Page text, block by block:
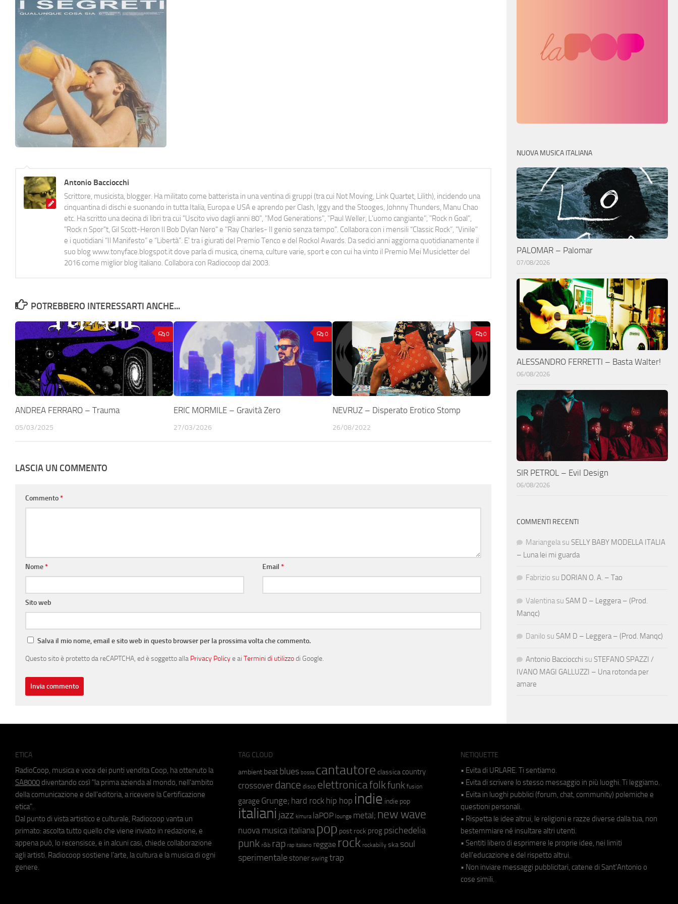
Antonio Bacciocchi
Scrittore, musicista, blogger. Ha militato come batterista in una ventina di gruppi (tra cui Not Moving, Link Quartet, Lilith), incidendo una
cinquantina di dischi e suonando in tutta Italia, Europa e USA e aprendo per Clash, Iggy and the Stooges, Johnny Thunders, Manu Chao
etc. Ha scritto una decina di libri tra cui "Uscito vivo dagli anni 80", "Mod Generations", "Paul Weller, L’uomo cangiante", "Rock n Goal",
"Rock n Spor"t, Gil Scott-Heron Il Bob Dylan Nero" e "Ray Charles- Il genio senza tempo". Collabora con i mensili “Classic Rock”, "Vinile"
e i quotidiani “Il Manifesto” e “Libertà”. E' tra i giurati del Premio Tenco e del Rockol Awards. Da sedici anni aggiorna quotidianamente il
suo blog www.tonyface.blogspot.it dove parla di musica, cinema, culture varie, sport e con cui ha vinto il Premio Mei Musicletter del
2016 come miglior blog italiano. Collabora con Radiocoop dal 2003.
POTREBBERO INTERESSARTI ANCHE...
0
ANDREA FERRARO – Trauma
05/03/2025
0
ERIC MORMILE – Gravità Zero
27/03/2026
0
NEVRUZ – Disperato Erotico Stomp
26/08/2022
LASCIA UN COMMENTO
Commento*
Nome* Email*
Sito web
Salva il mio nome, email e sito web in questo browser per la prossima volta che commento.
Questo sito è protetto da reCAPTCHA, ed è soggetto alla Privacy Policye ai Termini di utilizzodi Google.
NUOVA MUSICA ITALIANA
PALOMAR – Palomar
07/08/2026
ALESSANDRO FERRETTI – Basta Walter!
06/08/2026
SIR PETROL – Evil Design
06/08/2026
COMMENTI RECENTI
Mariangela su SELLY BABY MODELLA ITALIA
– Luna lei mi guarda
Fabrizio su DORIAN O. A. – Tao
Valentina su SAM D – Leggera – (Prod.
Manqc)
Danilo su SAM D – Leggera – (Prod. Manqc)
Antonio Bacciocchi su STEFANO SPAZZI /
IVANO MAGI GALLUZZI – Una rotonda per
amare
ETICA
RadioCoop, musica e voce dei punti vendita Coop, ha ottenuto la
SA8000 diventando così "la prima azienda al mondo, nell'ambito
della comunicazione e dell'editoria, a ricevere la Certificazione
etica".
Dal punto di vista artistico e culturale, Radiocoop vanta un
primato: ascolta tutto quello che viene inviato in redazione, e
appena può, lo recensisce, e in alcuni casi, chiede collaborazione
agli artisti. Radiocoop sostiene l'arte, la cultura e la musica di ogni
genere.
TAG CLOUD
ambient beat blues bossa cantautore classica country
crossover dance disco elettronicafolkfunk fusion
garage Grunge; hard rock hip hop indie indie pop
italiani jazz kimura laPOP lounge metal; new wave
nuova musica italiana pop post rock prog psichedelia
punk r&b rap rap italiano reggae rock rockabilly ska soul
sperimentale stoner swing trap
NETIQUETTE
• Evita di URLARE. Ti sentiamo.
• Evita di scrivere lo stesso messaggio in più luoghi. Ti leggiamo.
• Evita in luoghi pubblici (forum, chat, community) polemiche e
questioni personali.
• Rispetta le idee altrui, le religioni e razze diverse dalla tua, non
bestemmiare né insultare altri utenti.
• Sentiti libero di esprimere le proprie idee, nei limiti
dell'educazione e del rispetto altrui.
• Non inviare messaggi pubblicitari, catene di Sant'Antonio o
cose simili.